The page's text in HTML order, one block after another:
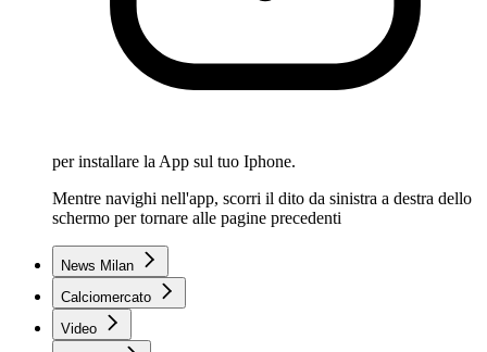
per installare la App sul tuo Iphone.
Mentre navighi nell'app, scorri il dito da sinistra a destra dello
schermo per tornare alle pagine precedenti
News Milan
Calciomercato
Video